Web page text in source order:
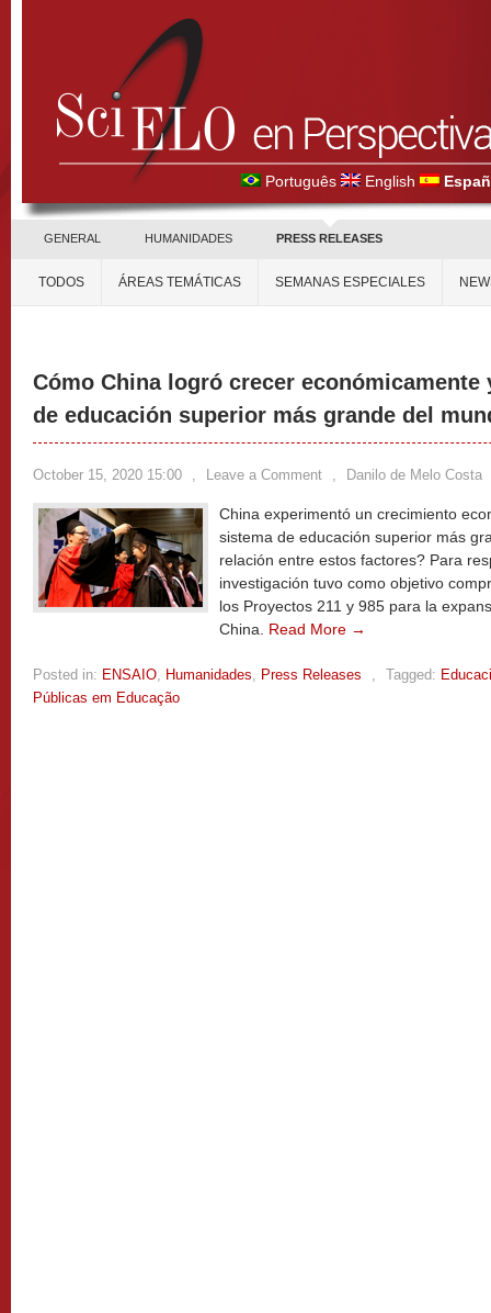
Português English
GENERAL HUMANIDADES PRESS RELEASES
TODOS ÁREAS TEMÁTICAS SEMANAS ESPECIALES
Cómo China logró crecer económicamente
de educación superior más grande del
October 15, 2020 15:00 , Leave a Comment , Danilo de Melo Costa
China experimentó un crecimiento
sistema de educación superior más
relación entre estos factores? Para
investigación tuvo como objetivo
los Proyectos 211 y 985 para la
China. Read More →
Posted in: ENSAIO, Humanidades, Press Releases , Tagged:
Públicas em Educação